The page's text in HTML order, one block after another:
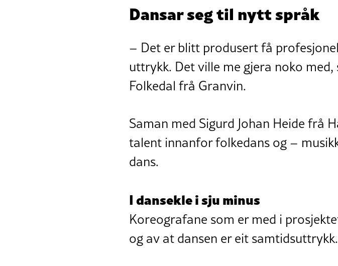
Dansar seg til nytt språk
– Det er blitt produsert få
uttrykk. Det ville me gjera noko
Folkedal frå Granvin.
Saman med Sigurd Johan Heide frå
talent innanfor folkedans og –
dans.
I dansekle i sju minus
Koreografane som er med i
og av at dansen er eit samtidsuttrykk.